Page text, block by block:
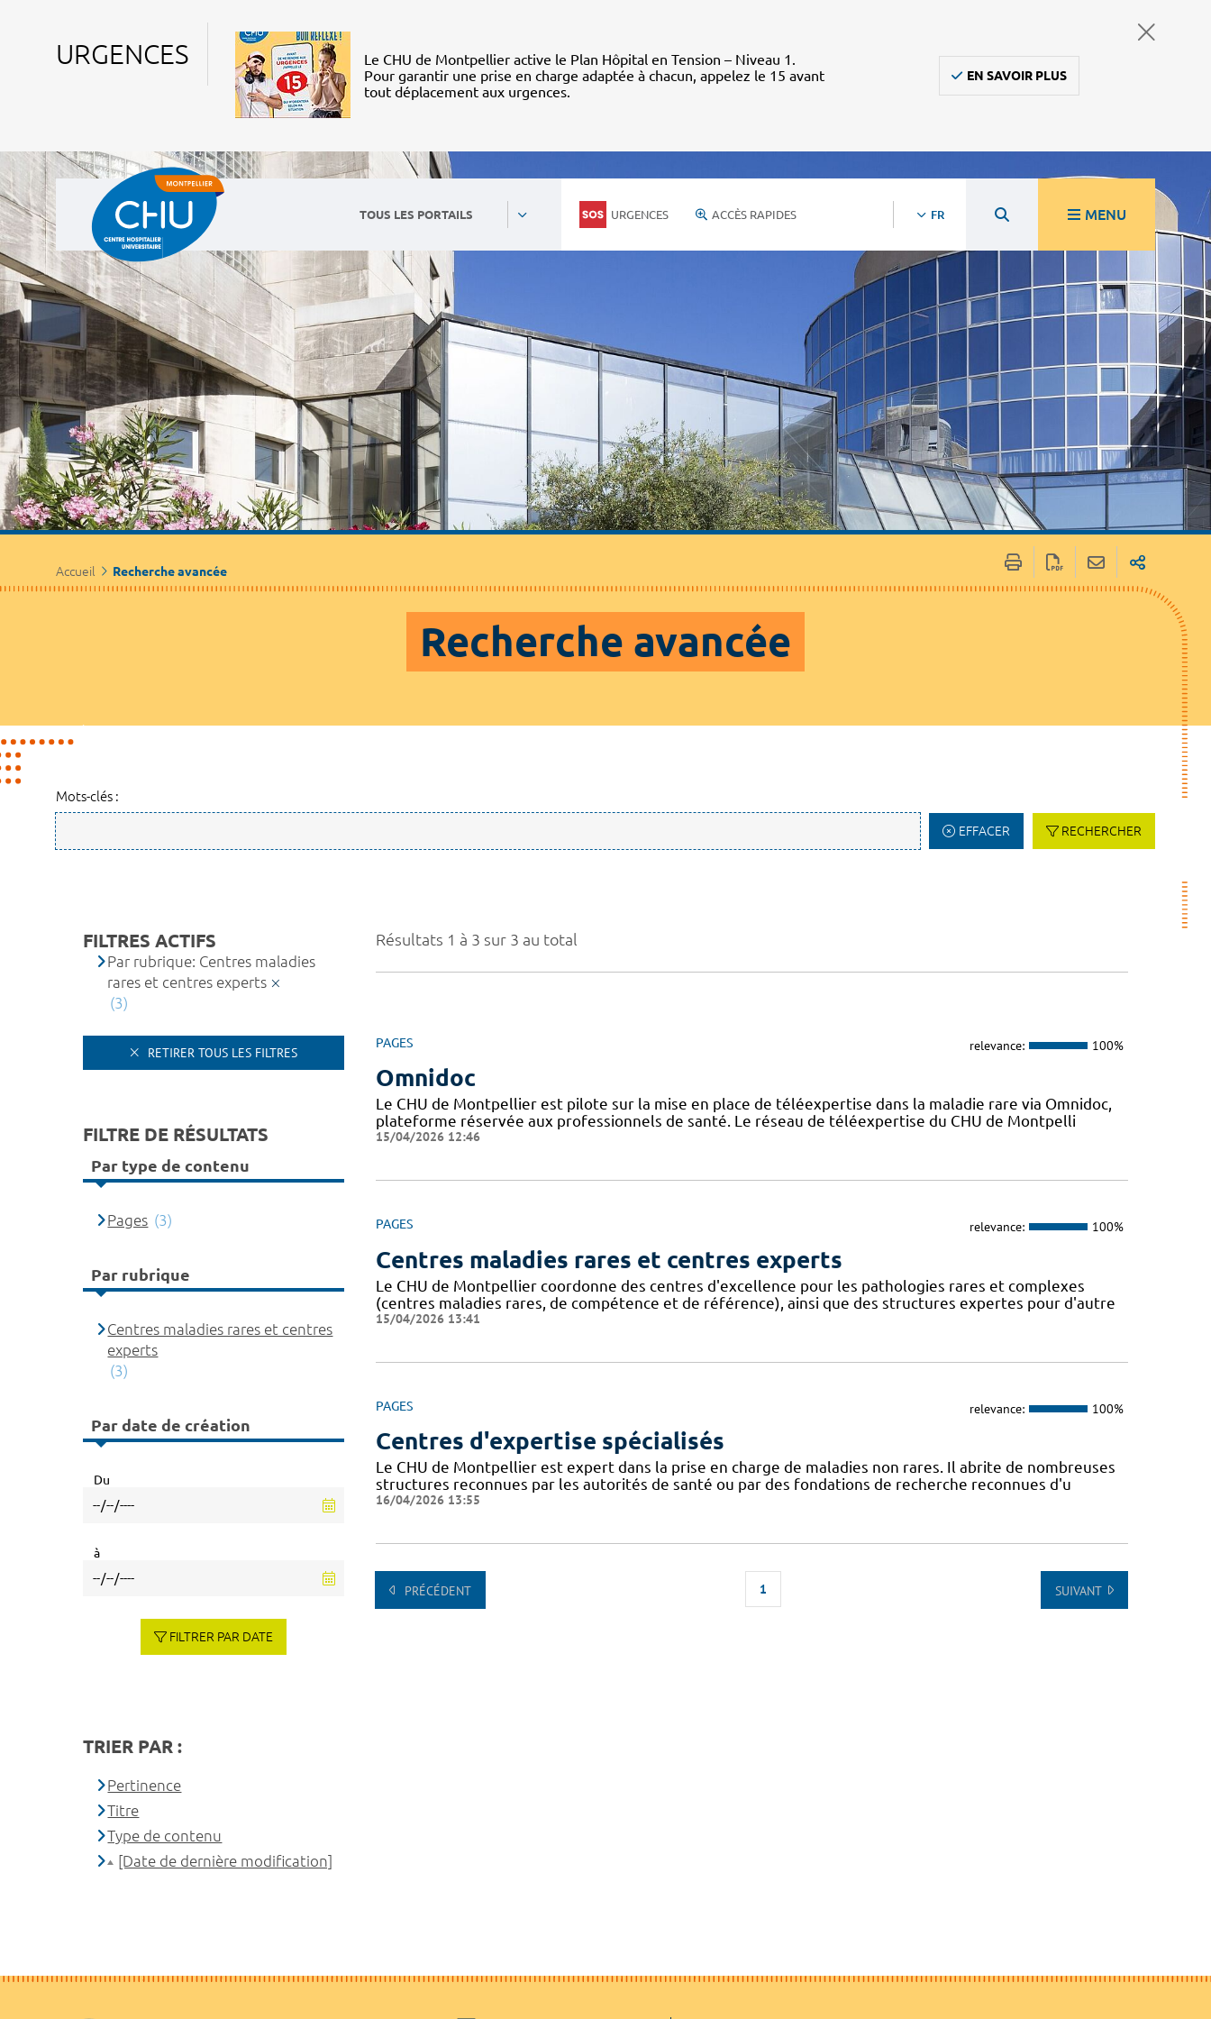
URGENCES
Le CHU de Montpellier active le Plan Hôpital en Tension – Niveau 1.
Pour garantir une prise en charge adaptée à chacun, appelez le 15 avant
tout déplacement aux urgences.
EN SAVOIR PLUS
TOUS LES PORTAILS URGENCES ACCÈS RAPIDES FR MENU
Accueil Recherche avancée
Recherche avancée
Mots-clés :
EFFACER RECHERCHER
Résultats 1 à 3 sur 3 au total
PAGES relevance: 100%
Omnidoc
Le CHU de Montpellier est pilote sur la mise en place de téléexpertise dans la maladie rare via Omnidoc,
plateforme réservée aux professionnels de santé. Le réseau de téléexpertise du CHU de Montpelli
15/04/2026 12:46
PAGES relevance: 100%
Centres maladies rares et centres experts
Le CHU de Montpellier coordonne des centres d'excellence pour les pathologies rares et complexes
(centres maladies rares, de compétence et de référence), ainsi que des structures expertes pour d'autre
15/04/2026 13:41
PAGES relevance: 100%
Centres d'expertise spécialisés
Le CHU de Montpellier est expert dans la prise en charge de maladies non rares. Il abrite de nombreuses
structures reconnues par les autorités de santé ou par des fondations de recherche reconnues d'u
16/04/2026 13:55
PRÉCÉDENT 1 SUIVANT
FILTRES ACTIFS
Par rubrique: Centres maladies
rares et centres experts
(3)
RETIRER TOUS LES FILTRES
FILTRE DE RÉSULTATS
Par type de contenu
Pages (3)
Par rubrique
Centres maladies rares et centres
experts
(3)
Par date de création
Du
à
FILTRER PAR DATE
TRIER PAR :
Pertinence
Titre
Type de contenu
[Date de dernière modification]